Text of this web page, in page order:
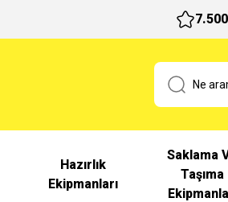
Hazırlık
Ekipmanları
Saklama
Taşıma